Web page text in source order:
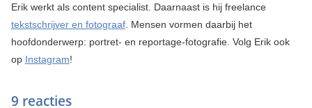
Erik werkt als content specialist. Daarnaast is hij freelance
tekstschrijver en fotograaf. Mensen vormen daarbij het
hoofdonderwerp: portret- en reportage-fotografie. Volg Erik ook
op Instagram!
9 reacties